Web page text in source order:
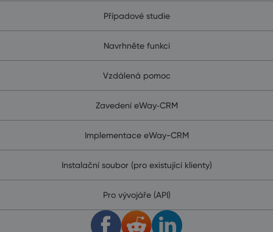
Případové studie
Navrhněte funkci
Vzdálená pomoc
Zavedení eWay‑CRM
Implementace eWay-CRM
Instalační soubor (pro existující klienty)
Pro vývojáře (API)